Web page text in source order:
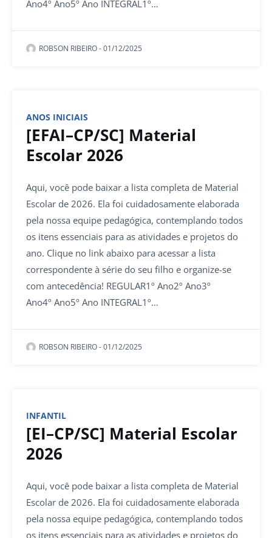
Ano4º Ano5º Ano INTEGRAL1º…
ROBSON RIBEIRO- 01/12/2025
ANOS INICIAIS
[EFAI–CP/SC] Material
Escolar 2026
Aqui, você pode baixar a lista completa de Material
Escolar de 2026. Ela foi cuidadosamente elaborada
pela nossa equipe pedagógica, contemplando todos
os itens essenciais para as atividades e projetos do
ano. Clique no link abaixo para acessar a lista
correspondente à série do seu filho e organize-se
com antecedência! REGULAR1º Ano2º Ano3º
Ano4º Ano5º Ano INTEGRAL1º…
ROBSON RIBEIRO- 01/12/2025
INFANTIL
[EI–CP/SC] Material Escolar
2026
Aqui, você pode baixar a lista completa de Material
Escolar de 2026. Ela foi cuidadosamente elaborada
pela nossa equipe pedagógica, contemplando todos
os itens essenciais para as atividades e projetos do